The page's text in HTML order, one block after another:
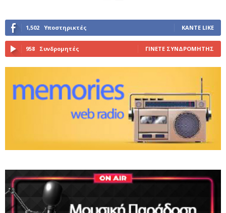
1,502 Υποστηρικτές ΚΆΝΤΕ LIKE
958 Συνδρομητές ΓΊΝΕΤΕ ΣΥΝΔΡΟΜΗΤΉΣ